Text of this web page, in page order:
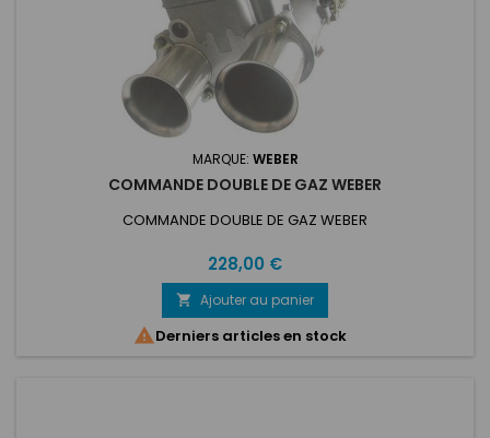
MARQUE: WEBER
COMMANDE DOUBLE DE GAZ WEBER
COMMANDE DOUBLE DE GAZ WEBER
Prix
228,00 €
 Ajouter au panier
Derniers articles en stock